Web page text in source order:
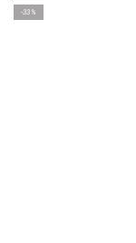
-33%